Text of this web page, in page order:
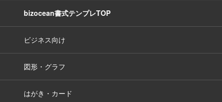
bizocean書式テンプレTOP
ビジネス向け
図形・グラフ
はがき・カード